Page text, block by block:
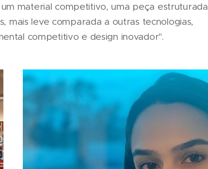
material competitivo, uma peça estruturada
mais leve comparada a outras tecnologias,
competitivo e design inovador".